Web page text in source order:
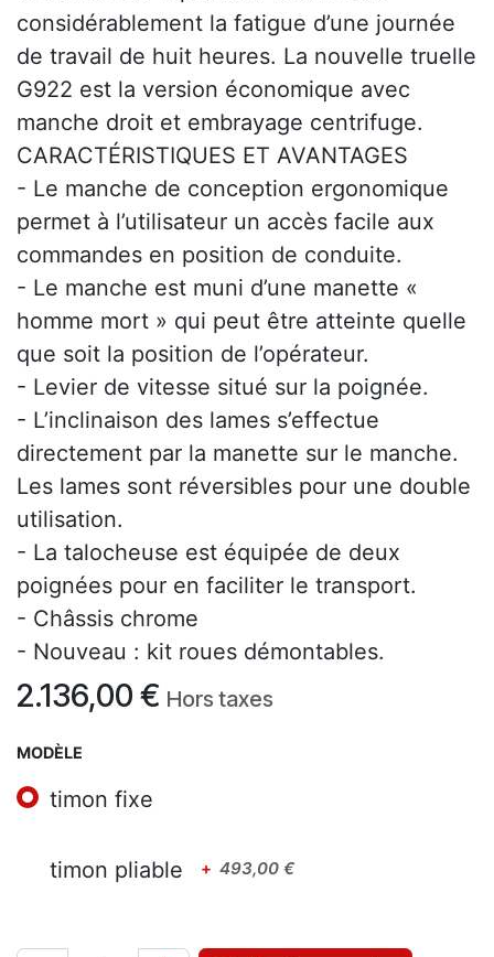
considérablement la fatigue d’une journée
de travail de huit heures. La nouvelle truelle
G922 est la version économique avec
manche droit et embrayage centrifuge.
CARACTÉRISTIQUES ET AVANTAGES
- Le manche de conception ergonomique
permet à l’utilisateur un accès facile aux
commandes en position de conduite.
- Le manche est muni d’une manette «
homme mort » qui peut être atteinte quelle
que soit la position de l’opérateur.
- Levier de vitesse situé sur la poignée.
- L’inclinaison des lames s’effectue
directement par la manette sur le manche.
Les lames sont réversibles pour une double
utilisation.
- La talocheuse est équipée de deux
poignées pour en faciliter le transport.
- Châssis chrome
- Nouveau : kit roues démontables.
2.136,00 € Hors taxes
MODÈLE
timon fixe
timon pliable + 493,00 €